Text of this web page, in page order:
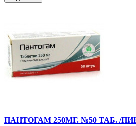
ПАНТОГАМ 250МГ. №50 ТАБ. /